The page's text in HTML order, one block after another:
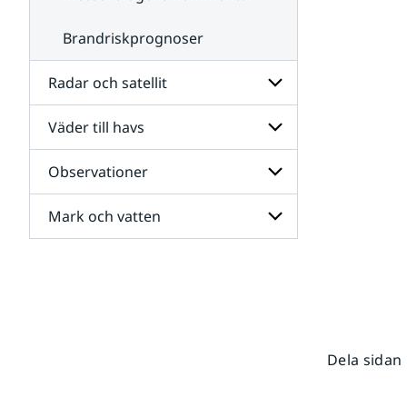
Brandriskprognoser
Radar och satellit
Undersidor
för
Radar
och
satellit
Väder till havs
Undersidor
för
Väder
till
havs
Observationer
Undersidor
för
Mark och vatten
Dela sidan